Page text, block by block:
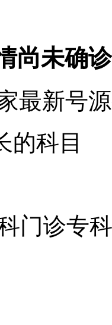
尚未确
最新号
的科目
门诊专